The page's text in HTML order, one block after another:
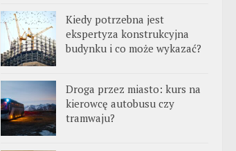
Kiedy potrzebna jest
ekspertyza konstrukcyjna
budynku i co może wykazać?
Droga przez miasto: kurs na
kierowcę autobusu czy
tramwaju?